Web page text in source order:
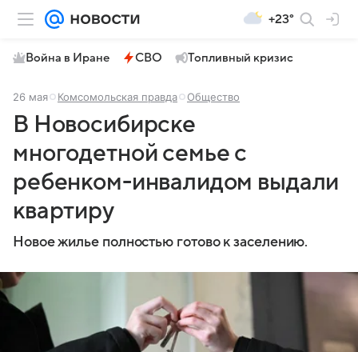
+23°
Война в Иране СВО Топливный кризис
26 мая Комсомольская правда Общество
В Новосибирске
многодетной семье с
ребенком-инвалидом выдали
квартиру
Новое жилье полностью готово к заселению.